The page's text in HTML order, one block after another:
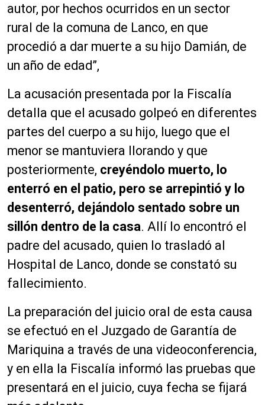
autor, por hechos ocurridos en un sector
rural de la comuna de Lanco, en que
procedió a dar muerte a su hijo Damián, de
un año de edad”,
La acusación presentada por la Fiscalía
detalla que el acusado golpeó en diferentes
partes del cuerpo a su hijo, luego que el
menor se mantuviera llorando y que
posteriormente, creyéndolo muerto, lo
enterró en el patio, pero se arrepintió y lo
desenterró, dejándolo sentado sobre un
sillón dentro de la casa. Allí lo encontró el
padre del acusado, quien lo trasladó al
Hospital de Lanco, donde se constató su
fallecimiento.
La preparación del juicio oral de esta causa
se efectuó en el Juzgado de Garantía de
Mariquina a través de una videoconferencia,
y en ella la Fiscalía informó las pruebas que
presentará en el juicio, cuya fecha se fijará